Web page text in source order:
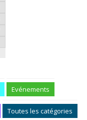
Evénements
Toutes les catégories